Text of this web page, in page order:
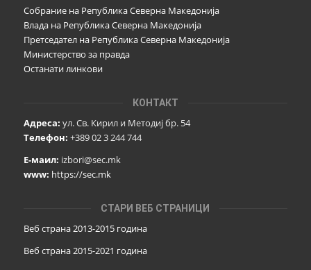
Собрание на Република Северна Македонија
Влада на Република Северна Македонија
Претседател на Република Северна Македонија
Министерство за правда
Останати линкови
КОНТАКТ
Адреса: ул. Св. Кирил и Методиј бр. 54
Телефон: +389 02 3 244 744
Е-маил: izbori@sec.mk
www: https://sec.mk
СТАРИ ВЕБ СТРАНИЦИ
Веб страна 2013-2015 година
Веб страна 2015-2021 година